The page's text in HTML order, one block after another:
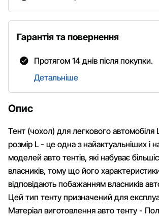
Опис
Тент (чохол) для легкового автомобіля
розмір L - це одна з найактуальніших і
моделей авто тентів, які набуває
власників, тому що його
відповідають побажанням власників
Цей тип тенту призначений для
Матеріал виготовлення авто тенту -
Гарантія та повернення
Протягом 14 днів після покупки.
Детальніше